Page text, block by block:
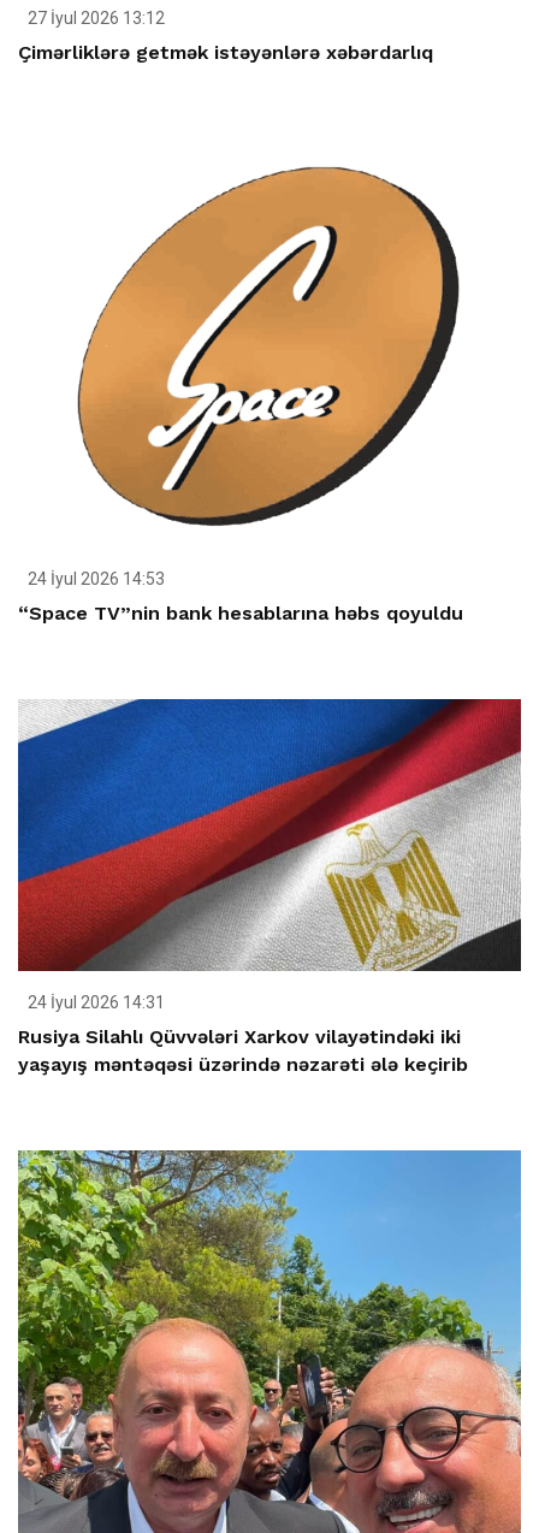
27 İyul 2026 13:12
Çimərliklərə getmək istəyənlərə xəbərdarlıq
24 İyul 2026 14:53
“Space TV”nin bank hesablarına həbs qoyuldu
24 İyul 2026 14:31
Rusiya Silahlı Qüvvələri Xarkov vilayətindəki iki
yaşayış məntəqəsi üzərində nəzarəti ələ keçirib